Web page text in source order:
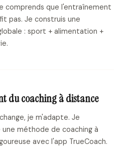
comprends que l'entraînement
pas. Je construis une
: sport + alimentation +
du coaching à distance
je m'adapte. Je
méthode de coaching à
avec l'app TrueCoach.